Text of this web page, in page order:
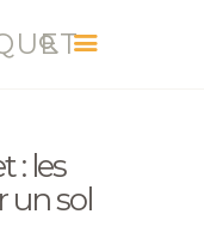
: les
un sol